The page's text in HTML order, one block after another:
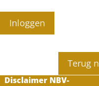
Inloggen
Terug
Disclaimer NBV-